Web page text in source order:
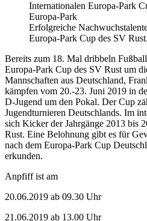
Erfolgreiche
Europa-Park Cup des SV
Bereits zum 18. Mal dribbeln
Europa-Park Cup des SV Rust um
Mannschaften aus Deutschland,
kämpfen vom 20.-23. Juni 2019 in
D-Jugend um den Pokal. Der Cup
Jugendturnieren Deutschlands. Im
sich Kicker der Jahrgänge 2013 bis
Rust. Eine Belohnung gibt es für
nach dem Europa-Park Cup
erkunden.
Anpfiff ist am
20.06.2019 ab 09.30 Uhr
21.06.2019 ab 13.00 Uhr